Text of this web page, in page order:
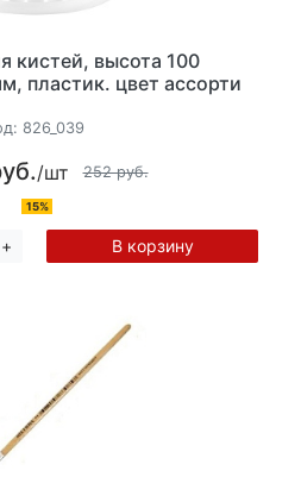
кистей, высота 100
пластик. цвет ассорти
826_039
/шт 252 руб.
15%
+ В корзину